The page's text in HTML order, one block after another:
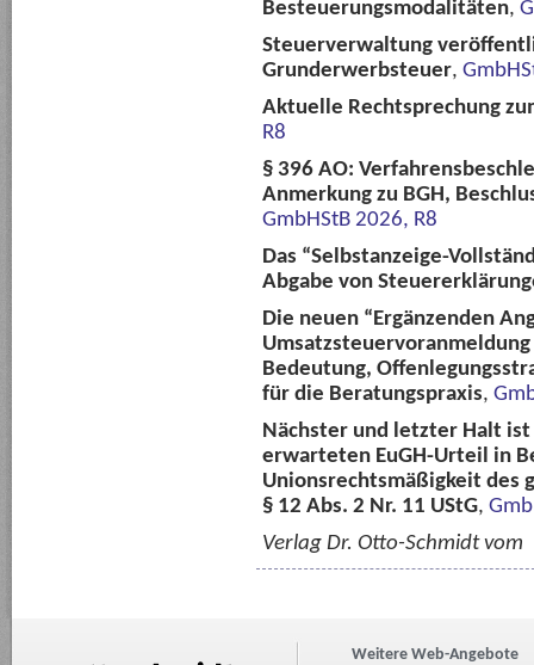
Besteuerungsmodalitäten,
Steuerverwaltung
Grunderwerbsteuer,
Aktuelle Rechtsprechung
R8
§ 396 AO:
Anmerkung zu BGH,
GmbHStB 2026, R8
Das “Selbstanzeige-
Abgabe von
Die neuen “Ergänzenden
Bedeutung,
für die Beratungspraxis,
Nächster und letzter Halt ist
erwarteten EuGH-Urteil in
Unionsrechtsmäßigkeit des
§ 12 Abs. 2 Nr. 11 UStG,
Verlag Dr. Otto-Schmidt vom
Weitere Web-Angebote